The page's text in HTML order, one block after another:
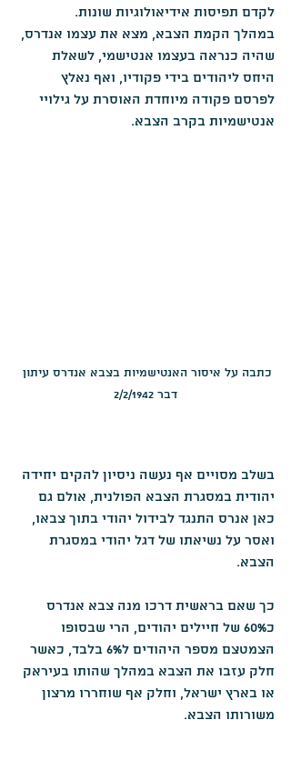
לקדם תפיסות אידיאולוגיות שונות.
במהלך הקמת הצבא, מצא את עצמו אנדרס,
שהיה כנראה בעצמו אנטישמי, לשאלת
היחס ליהודים בידי פקודיו, ואף נאלץ
לפרסם פקודה מיוחדת האוסרת על גילויי
אנטישמיות בקרב הצבא.
כתבה על איסור האנטישמיות בצבא אנדרס עיתון
דבר 2/2/1942
בשלב מסויים אף נעשה ניסיון להקים יחידה
יהודית במסגרת הצבא הפולנית, אולם גם
כאן אנרס התנגד לבידול יהודי בתוך צבאו,
ואסר על נשיאתו של דגל יהודי במסגרת
הצבא.
כך שאם בראשית דרכו מנה צבא אנדרס
כ60% של חיילים יהודים, הרי שבסופו
הצמטצם מספר היהודים ל6% בלבד, כאשר
חלק עזבו את הצבא במהלך שהותו בעיראק
או בארץ ישראל, וחלק אף שוחררו מרצון
משורותו הצבא.